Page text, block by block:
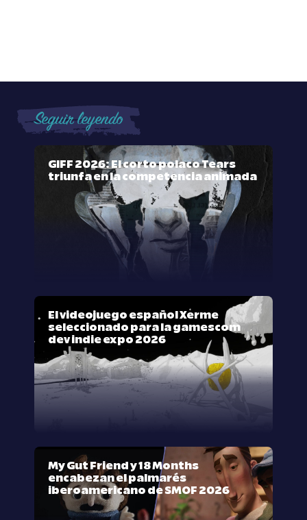
Seguir leyendo
GIFF 2026: El corto polaco Tears
triunfa en la competencia animada
El videojuego español Xerme
seleccionado para la gamescom
dev indie expo 2026
My Gut Friend y 18 Months
encabezan el palmarés
iberoamericano de SMOF 2026